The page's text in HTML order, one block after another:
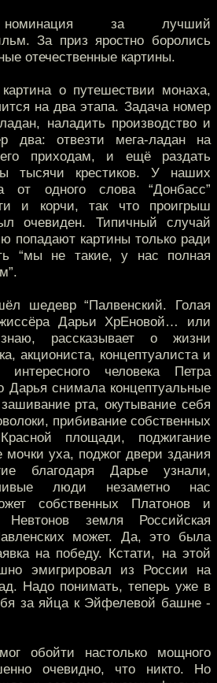
номинация за лучший
За приз яростно боролись
отечественные картины.
картина о путешествии монаха,
на два этапа. Задача номер
наладить производство и
два: отвезти мега-ладан на
приходам, и ещё раздать
тысячи крестиков. У наших
от одного слова “Донбасс”
и корчи, так что проигрыш
очевиден. Типичный случай
попадают картины только ради
“мы не такие, у нас полная
шедевр “Палвенский. Голая
Дарьи ХрЕновой… или
рассказывает о жизни
акциониста, концептуалиста и
человека Петра
Дарья снимала концептуальные
рта, окутывание себя
прибивание собственных
площади, поджигание
мочки уха, поджог двери здания
благодаря Дарье узнали,
люди незаметно нас
собственных Платонов и
земля Российская
может. Да, это была
на победу. Кстати, на этой
эмигрировал из России на
Надо понимать, теперь уже в
за яйца к Эйфелевой башне -
обойти настолько мощного
очевидно, что никто. Но